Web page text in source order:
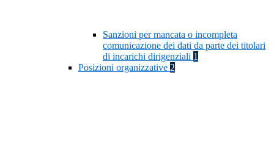
Sanzioni per mancata o incompleta
comunicazione dei dati da parte dei titolari
di incarichi dirigenziali 1
Posizioni organizzative 2